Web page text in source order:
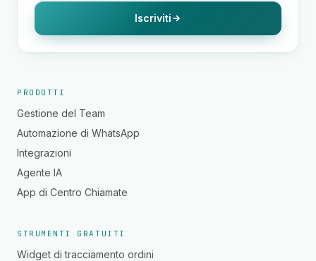
Iscriviti
PRODOTTI
Gestione del Team
Automazione di WhatsApp
Integrazioni
Agente IA
App di Centro Chiamate
STRUMENTI GRATUITI
Widget di tracciamento ordini